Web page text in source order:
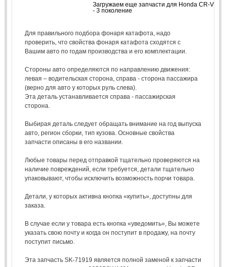
Загружаем еще запчасти для Honda CR-V
- 3 поколение
Для правильного подбора фонаря катафота, надо
проверить, что свойства фонаря катафота сходятся с
Вашим авто по годам производства и его комплектации.
Стороны авто определяются по направлению движения:
левая – водительская сторона, справа - сторона пассажира
(верно для авто у которых руль слева).
Эта деталь устанавливается справа - пассажирская
сторона.
Выбирая деталь следует обращать внимание на год выпуска
авто, регион сборки, тип кузова. Основные свойства
запчасти описаны в его названии.
Любые товары перед отправкой тщательно проверяются на
наличие повреждений, если требуется, детали тщательно
упаковывают, чтобы исключить возможность порчи товара.
Детали, у которых активна кнопка «купить», доступны для
заказа.
В случае если у товара есть кнопка «уведомить», Вы можете
указать свою почту и когда он поступит в продажу, на почту
поступит письмо.
Эта запчасть SK-71919 является полной заменой к запчасти